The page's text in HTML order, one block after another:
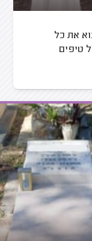
את כל
טיפים